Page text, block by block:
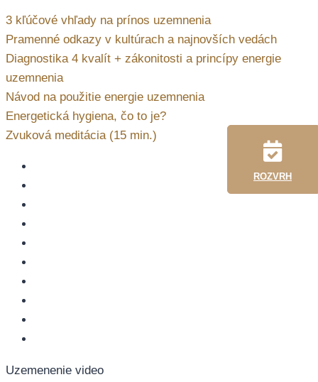
3 kľúčové vhľady na prínos uzemnenia
Pramenné odkazy v kultúrach a najnovších vedách
Diagnostika 4 kvalít + zákonitosti a princípy energie
uzemnenia
Návod na použitie energie uzemnenia
Energetická hygiena, čo to je?
Zvuková meditácia (15 min.)
Uzemenenie video
ROZVRH